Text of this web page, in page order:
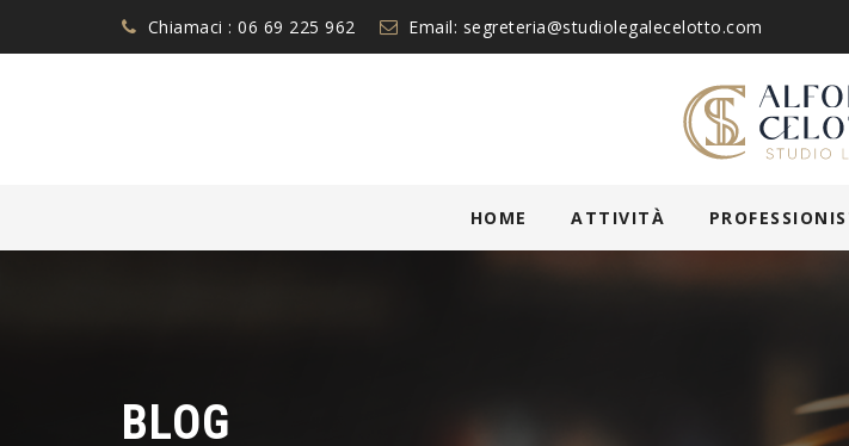
Chiamaci : 06 69 225 962 Email: segreteria@studiolegalecelotto.com
content
HOME ATTIVITÀ
BLOG